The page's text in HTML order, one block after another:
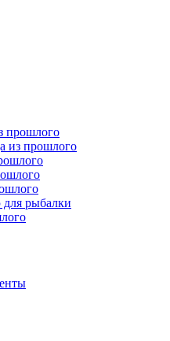
прошлого
из прошлого
рыбалки